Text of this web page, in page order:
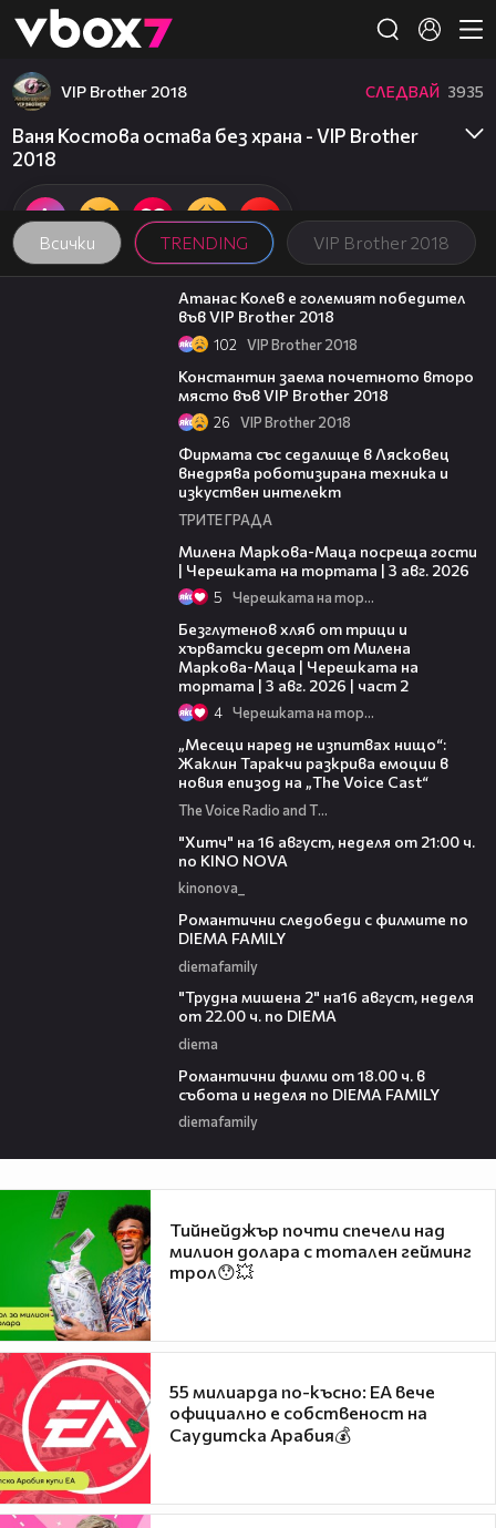
👾
Всички TRENDING VIP Brother 2018
VIP Brother 2018 СЛЕДВАЙ 3935
Ваня Костова остава без храна - VIP Brother
2018
06:03
Атанас Колев е големият победител
във VIP Brother 2018
102 VIP Brother 2018
Константин заема почетното второ
място във VIP Brother 2018
26 VIP Brother 2018
Фирмата със седалище в Лясковец
внедрява роботизирана техника и
изкуствен интелект
ТРИТЕ ГРАДА
Милена Маркова-Маца посреща гости
| Черешката на тортата | 3 авг. 2026
5 Черешката на тортата
Безглутенов хляб от трици и
хърватски десерт от Милена
Маркова-Маца | Черешката на
тортата | 3 авг. 2026 | част 2
4 Черешката на тортата
„Месеци наред не изпитвах нищо“:
Жаклин Таракчи разкрива емоции в
новия епизод на „The Voice Cast“
The Voice Radio and TV Bulgaria
"Хитч" на 16 август, неделя от 21:00 ч.
по KINO NOVA
kinonova_
Романтични следобеди с филмите по
DIEMA FAMILY
diemafamily
"Трудна мишена 2" на16 август, неделя
от 22.00 ч. по DIEMA
diema
Романтични филми от 18.00 ч. в
събота и неделя по DIEMA FAMILY
diemafamily
Тийнейджър почти спечели над
милион долара с тотален гейминг
трол😯💥
55 милиарда по-късно: EA вече
официално е собственост на
Саудитска Арабия💰